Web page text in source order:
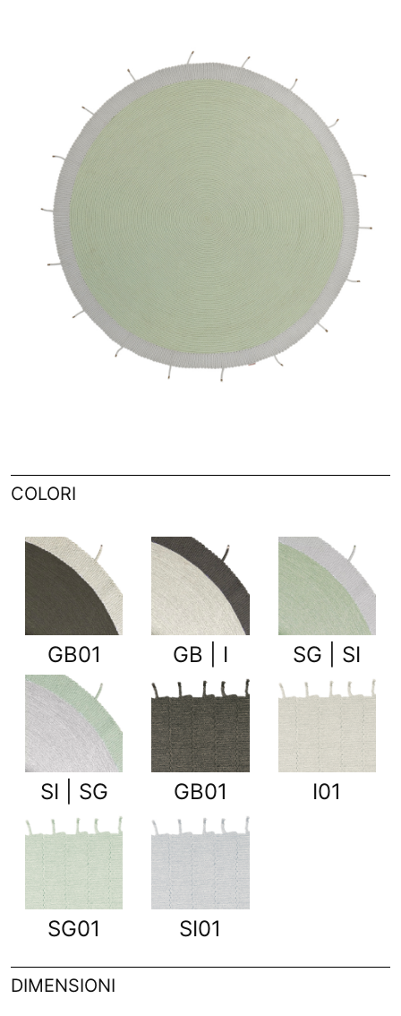
COLORI
GB01 GB | I SG | SI
SI | SG GB01 I01
SG01 SI01
DIMENSIONI